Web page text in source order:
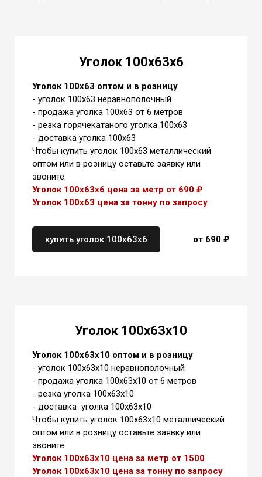
Уголок 100х63х6
Уголок 100х63 оптом и в розницу
- уголок 100х63 неравнополочный
- продажа уголка 100х63 от 6 метров
- резка горячекатаного уголка 100х63
- доставка уголка 100х63
Чтобы купить уголок 100х63 металлический
оптом или в розницу оставьте заявку или
звоните.
Уголок 100х63х6 цена за метр от 690 ₽
Уголок 100х63 цена за тонну по запросу
купить уголок 100х63х6 от 690 ₽
Уголок 100х63х10
Уголок 100х63х10 оптом и в розницу
- уголок 100х63х10 неравнополочный
- продажа уголка 100х63х10 от 6 метров
- резка уголка 100х63х10
- доставка уголка 100х63х10
Чтобы купить уголок 100х63х10 металлический
оптом или в розницу оставьте заявку или
звоните.
Уголок 100х63х10 цена за метр от 1500
Уголок 100х63х10 цена за тонну по запросу